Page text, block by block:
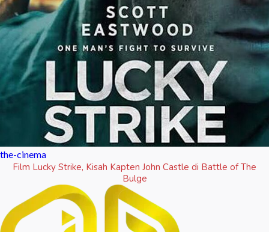
the-cinema
Film Lucky Strike, Kisah Kapten John Castle di Battle of The
Bulge